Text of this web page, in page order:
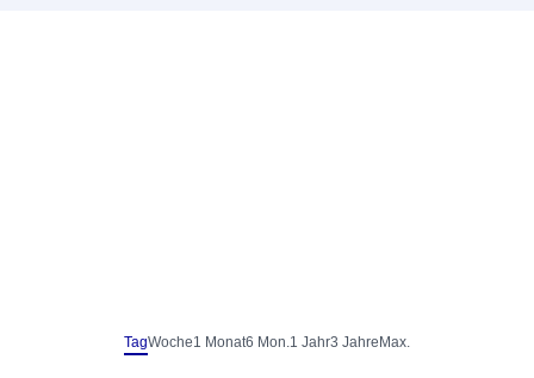
TagWoche1 Monat6 Mon.1 Jahr3 Jahre Max.